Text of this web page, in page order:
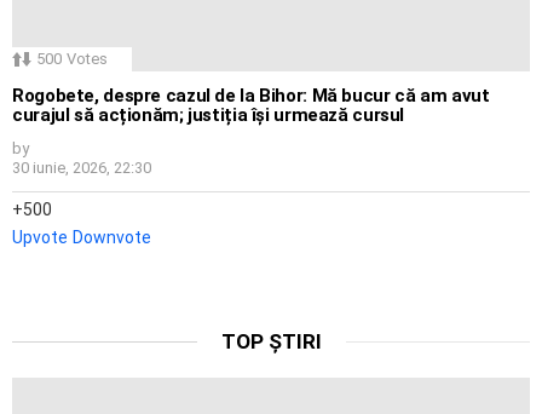
500 Votes
Rogobete, despre cazul de la Bihor: Mă bucur că am avut
curajul să acționăm; justiția își urmează cursul
by
30 iunie, 2026, 22:30
500
Upvote Downvote
TOP ȘTIRI